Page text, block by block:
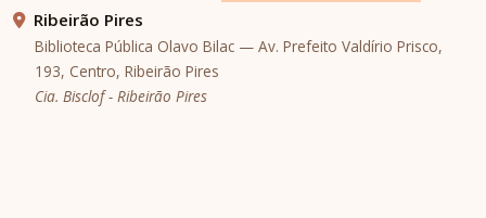
Ribeirão Pires
Biblioteca Pública Olavo Bilac — Av. Prefeito Valdírio Prisco,
193, Centro, Ribeirão Pires
Cia. Bisclof - Ribeirão Pires